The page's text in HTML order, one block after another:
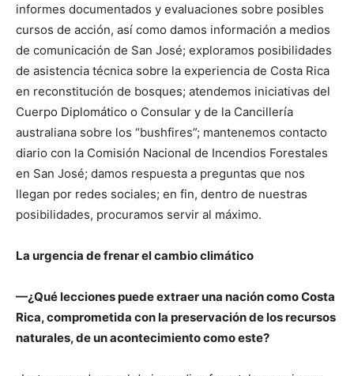
informes documentados y evaluaciones sobre posibles
cursos de acción, así como damos información a medios
de comunicación de San José; exploramos posibilidades
de asistencia técnica sobre la experiencia de Costa Rica
en reconstitución de bosques; atendemos iniciativas del
Cuerpo Diplomático o Consular y de la Cancillería
australiana sobre los “bushfires”; mantenemos contacto
diario con la Comisión Nacional de Incendios Forestales
en San José; damos respuesta a preguntas que nos
llegan por redes sociales; en fin, dentro de nuestras
posibilidades, procuramos servir al máximo.
La urgencia de frenar el cambio climático
—¿Qué lecciones puede extraer una nación como Costa
Rica, comprometida con la preservación de los recursos
naturales, de un acontecimiento como este?